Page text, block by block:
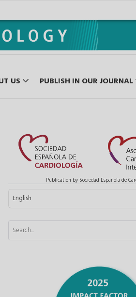
US PUBLISH IN OUR JOURNAL
Publication by Sociedad Española de
Select your language
English